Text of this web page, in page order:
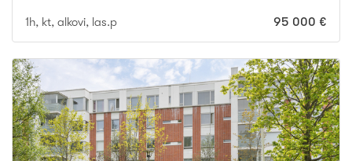
1h, kt, alkovi, las.p 95 000 €